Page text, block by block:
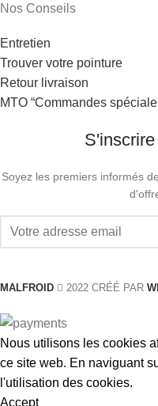
Nos Conseils
Entretien
Trouver votre pointure
Retour livraison
MTO “Commandes
Soyez les premiers informés
MALFROID 2022 CRÉÉ PAR
Nous utilisons les cookies
ce site web. En naviguant
l'utilisation des cookies.
Accept